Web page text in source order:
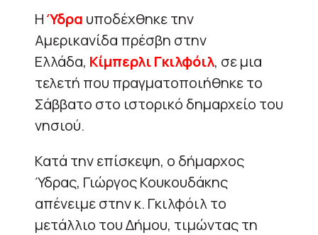
ΗΎδρα υποδέχθηκε την
Αμερικανίδα πρέσβη στην
Ελλάδα, Κίμπερλι Γκιλφόιλ, σε μια
τελετή που πραγματοποιήθηκε το
Σάββατο στο ιστορικό δημαρχείο του
νησιού.
Κατά την επίσκεψη, ο δήμαρχος
Ύδρας, Γιώργος Κουκουδάκης
απένειμε στην κ. Γκιλφόιλ το
μετάλλιο του Δήμου, τιμώντας τη